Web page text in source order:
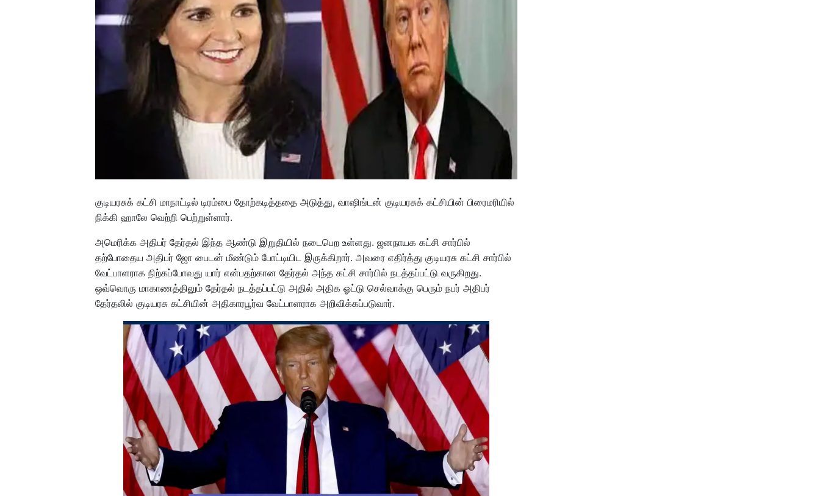
குடியரசுக் கட்சி மாநாட்டில் டிரம்பை தோற்கடித்ததை அடுத்து, வாஷிங்டன் குடியரசுக் கட்சியின் பிரைமரியில்
நிக்கி ஹாலே வெற்றி பெற்றுள்ளார்.
அமெரிக்க அதிபர் தேர்தல் இந்த ஆண்டு இறுதியில் நடைபெற உள்ளது. ஜனநாயக கட்சி சார்பில்
தற்போதைய அதிபர் ஜோ பைடன் மீண்டும் போட்டியிட இருக்கிறார். அவரை எதிர்த்து குடியரசு கட்சி சார்பில்
வேட்பாளராக நிற்கப்போவது யார் என்பதற்கான தேர்தல் அந்த கட்சி சார்பில் நடத்தப்பட்டு வருகிறது.
ஒவ்வொரு மாகாணத்திலும் தேர்தல் நடத்தப்பட்டு அதில் அதிக ஓட்டு செல்வாக்கு பெரும் நபர் அதிபர்
தேர்தலில் குடியரசு கட்சியின் அதிகாரபூர்வ வேட்பாளராக அறிவிக்கப்படுவார்.